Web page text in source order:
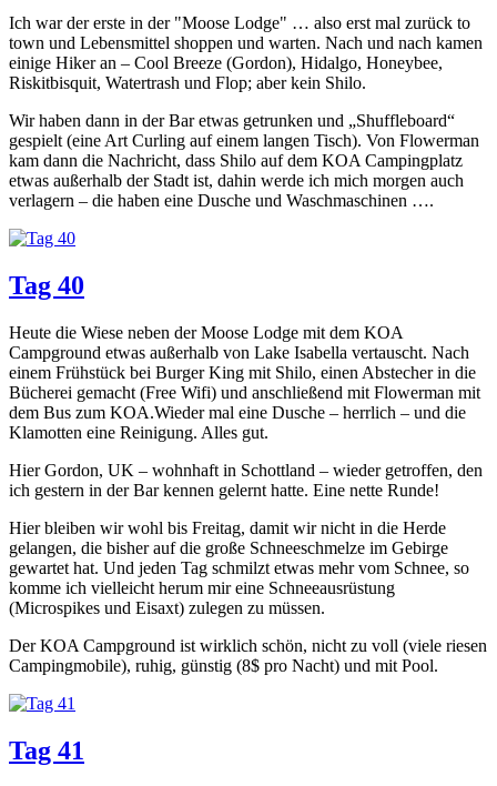
Ich war der erste in der "Moose Lodge" … also erst mal zurück to
town und Lebensmittel shoppen und warten. Nach und nach kamen
einige Hiker an – Cool Breeze (Gordon), Hidalgo, Honeybee,
Riskitbisquit, Watertrash und Flop; aber kein Shilo.
Wir haben dann in der Bar etwas getrunken und „Shuffleboard“
gespielt (eine Art Curling auf einem langen Tisch). Von Flowerman
kam dann die Nachricht, dass Shilo auf dem KOA Campingplatz
etwas außerhalb der Stadt ist, dahin werde ich mich morgen auch
verlagern – die haben eine Dusche und Waschmaschinen ….
Tag 40
Heute die Wiese neben der Moose Lodge mit dem KOA
Campground etwas außerhalb von Lake Isabella vertauscht. Nach
einem Frühstück bei Burger King mit Shilo, einen Abstecher in die
Bücherei gemacht (Free Wifi) und anschließend mit Flowerman mit
dem Bus zum KOA.Wieder mal eine Dusche – herrlich – und die
Klamotten eine Reinigung. Alles gut.
Hier Gordon, UK – wohnhaft in Schottland – wieder getroffen, den
ich gestern in der Bar kennen gelernt hatte. Eine nette Runde!
Hier bleiben wir wohl bis Freitag, damit wir nicht in die Herde
gelangen, die bisher auf die große Schneeschmelze im Gebirge
gewartet hat. Und jeden Tag schmilzt etwas mehr vom Schnee, so
komme ich vielleicht herum mir eine Schneeausrüstung
(Microspikes und Eisaxt) zulegen zu müssen.
Der KOA Campground ist wirklich schön, nicht zu voll (viele riesen
Campingmobile), ruhig, günstig (8$ pro Nacht) und mit Pool.
Tag 41